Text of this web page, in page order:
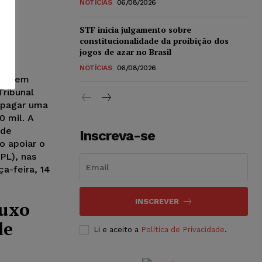
em
uma
mil. A
apoiar o
nas
feira, 14
NOTÍCIAS 06/08/2026
STF inicia julgamento sobre
constitucionalidade da proibição dos
jogos de azar no Brasil
NOTÍCIAS 06/08/2026
Inscreva-se
INSCREVER
Li e aceito a Política de Privacidade.